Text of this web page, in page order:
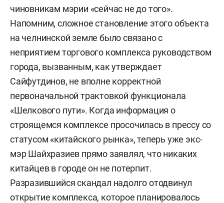
чиновникам мэрии «сейчас не до того».
Напомним, сложное становление этого объекта
на челнинской земле было связано с
неприятием торгового комплекса руководством
города, вызванным, как утверждает
Сайфутдинов, не вполне корректной
первоначальной трактовкой функционала
«Шелкового пути». Когда информация о
строящемся комплексе просочилась в прессу со
статусом «китайского рынка», теперь уже экс-
мэр Шайхразиев прямо заявлял, что никаких
китайцев в городе он не потерпит.
Разразившийся скандал надолго отодвинул
открытие комплекса, которое планировалось